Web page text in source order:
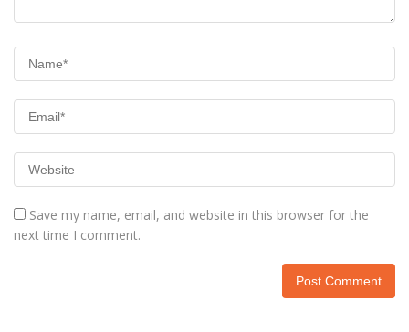
Save my name, email, and website in this browser for the
next time I comment.